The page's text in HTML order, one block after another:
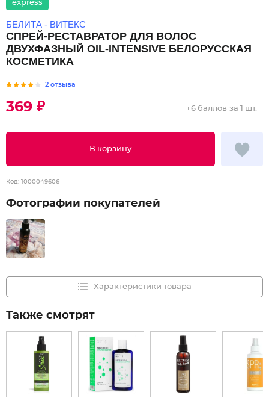
express
БЕЛИТА - ВИТЕКС
СПРЕЙ-РЕСТАВРАТОР ДЛЯ ВОЛОС
ДВУХФАЗНЫЙ OIL-INTENSIVE БЕЛОРУССКАЯ
КОСМЕТИКА
2 отзыва
369 ₽
В корзину
+6 баллов за 1 шт.
Код: 1000049606
Фотографии покупателей
Характеристики товара
Также смотрят